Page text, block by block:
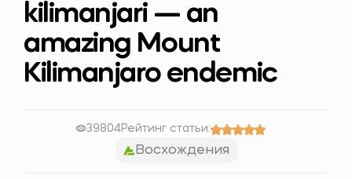
kilimanjari — an
amazing Mount
Kilimanjaro endemic
39804Рейтинг статьи:
Восхождения